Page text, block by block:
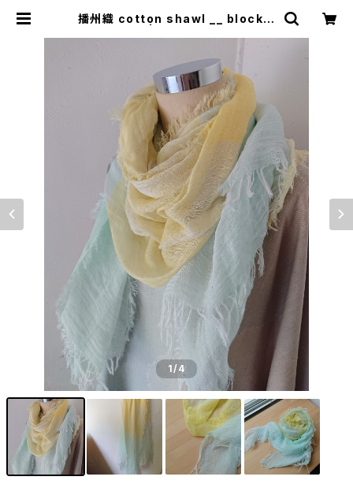
播州織 cotton shawl __ block 2
1/4